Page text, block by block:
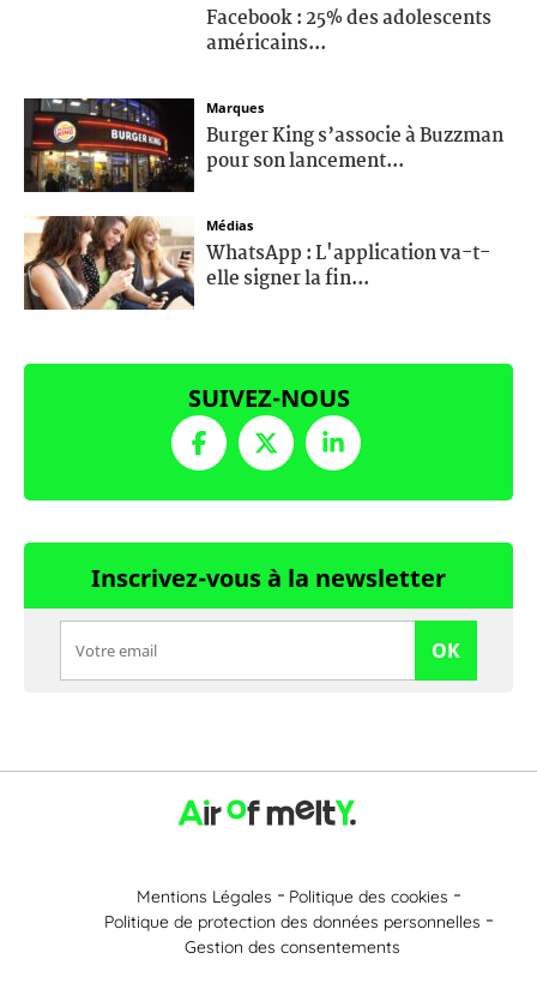
Facebook : 25% des adolescents
américains...
Marques
Burger King s’associe à Buzzman
pour son lancement...
Médias
WhatsApp : L'application va-t-
elle signer la fin...
SUIVEZ-NOUS
Inscrivez-vous à la newsletter
OK
Mentions Légales
Politique des cookies
Politique de protection des données personnelles
Gestion des consentements